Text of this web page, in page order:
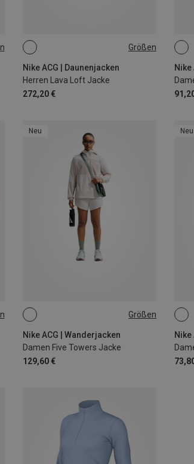
Größen
Nike ACG | Daunenjacken
Herren Lava Loft Jacke
272,20 €
S
Nike
XS
Neu
Größen
Nike ACG | Wanderjacken
Damen Five Towers Jacke
129,60 €
XS
Neu
Nike
XS